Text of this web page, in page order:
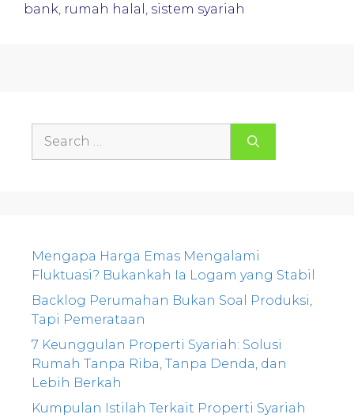
bank rumah halal sistem syariah
for:
Mengapa Harga Emas Mengalami
Fluktuasi? Bukankah Ia Logam yang Stabil
Backlog Perumahan Bukan Soal Produksi,
Tapi Pemerataan
7 Keunggulan Properti Syariah: Solusi
Rumah Tanpa Riba, Tanpa Denda, dan
Lebih Berkah
Kumpulan Istilah Terkait Properti Syariah